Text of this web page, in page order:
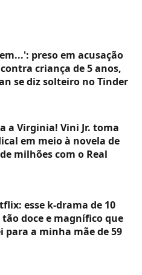
preso em acusação
criança de 5 anos,
se diz solteiro no Tinder
a Virginia! Vini Jr. toma
em meio à novela de
milhões com o Real
esse k-drama de 10
tão doce e magnífico que
para a minha mãe de 59